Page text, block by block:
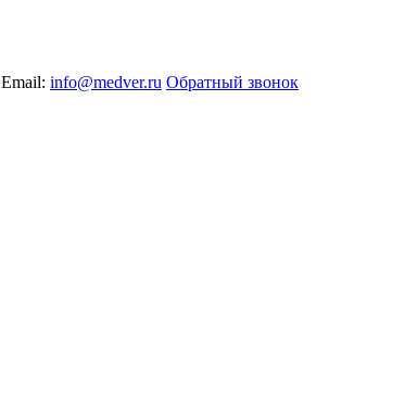
Email: info@medver.ru Обратный звонок